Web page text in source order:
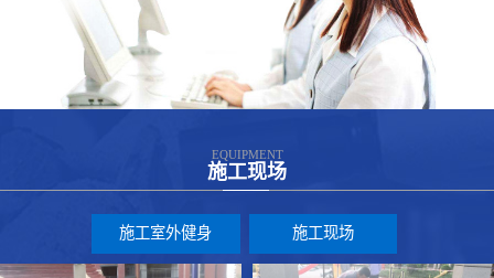
EQUIPMENT
施工现场
施工室外健身 施工现场